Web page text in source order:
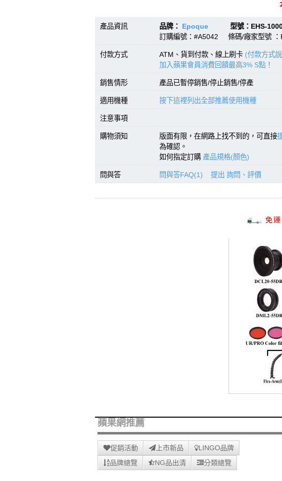
產品資訊 品牌： Epoque 型號：EHS-
訂購編號：#A5042 條碼/廠家型號 ：
付款方式 ATM、貨到付款、線上刷卡 (付款方式
加入蘋果會員消費回饋最高3% S點！
銷售情形 產品已暫停銷售/停止銷售/停產
適用機種 按下這裡列出全部推薦使用機種
注意事項
購物須知 版面有限，在網路上找不到的，可直接
為確認。
如何指定訂購 產品規格(顏色)
問與答 問與答FAQ(1) 提出 詢問、評價
蘋果網推薦
促銷活動 上市新品
LINGO品牌
品牌總覽
NG品出清 分類總覽